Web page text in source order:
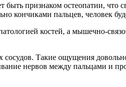
признаком остеопатии, что
кончиками пальцев, человек
костей, а мышечно-
Такие ощущения
нервов между пальцами и